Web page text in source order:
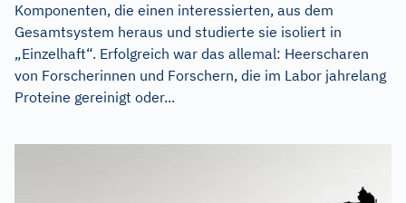
Komponenten, die einen interessierten, aus dem
Gesamtsystem heraus und studierte sie isoliert in
„Einzelhaft“. Erfolgreich war das allemal: Heerscharen
von Forscherinnen und Forschern, die im Labor jahrelang
Proteine gereinigt oder...